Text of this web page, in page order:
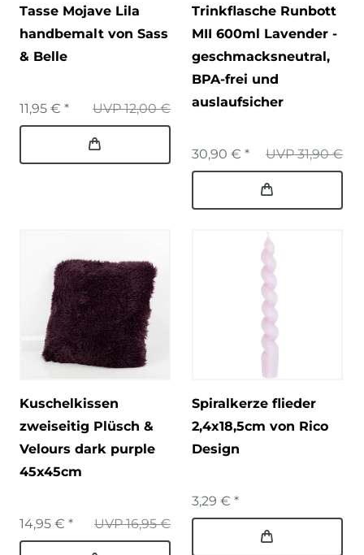
Tasse Mojave Lila
handbemalt von Sass
& Belle
UVP 12,00 €
11,95 € *
Trinkflasche Runbott
MII 600ml Lavender -
geschmacksneutral,
BPA-frei und
auslaufsicher
UVP 31,90 €
30,90 € *
Kuschelkissen
zweiseitig Plüsch &
Velours dark purple
45x45cm
UVP 16,95 €
14,95 € *
Spiralkerze flieder
2,4x18,5cm von Rico
Design
3,29 € *